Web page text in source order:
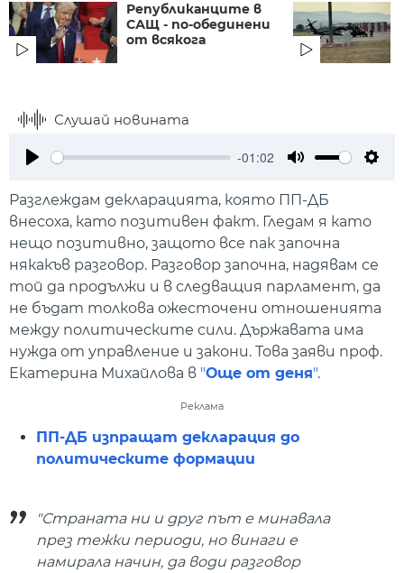
Републиканците в
САЩ - по-обединени
от всякога
Слушай новината
-01:02
Разглеждам декларацията, която ПП-ДБ
внесоха, като позитивен факт. Гледам я като
нещо позитивно, защото все пак започна
някакъв разговор. Разговор започна, надявам се
той да продължи и в следващия парламент, да
не бъдат толкова ожесточени отношенията
между политическите сили. Държавата има
нужда от управление и закони. Това заяви проф.
Екатерина Михайлова в "Още от деня".
Реклама
ПП-ДБ изпращат декларация до
политическите формации
"Страната ни и друг път е минавала
през тежки периоди, но винаги е
намирала начин, да води разговор